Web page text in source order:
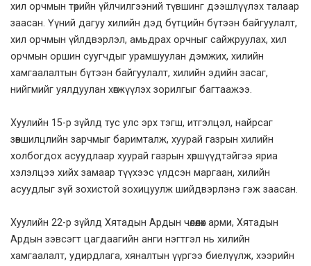
хил орчмын төрийн үйлчилгээний түвшинг дээшлүүлэх талаар
заасан. Үүний дагуу хилийн дэд бүтцийн бүтээн байгуулалт,
хил орчмын үйлдвэрлэл, амьдрах орчныг сайжруулах, хил
орчмын оршин суугчдыг урамшуулан дэмжих, хилийн
хамгаалалтын бүтээн байгуулалт, хилийн эдийн засаг,
нийгмийг уялдуулан хөгжүүлэх зорилгыг багтаажээ.
Хуулийн 15-р зүйлд тус улс эрх тэгш, итгэлцэл, найрсаг
зөвшилцлийн зарчмыг баримталж, хуурай газрын хилийн
холбогдох асуудлаар хуурай газрын хөршүүдтэйгээ яриа
хэлэлцээ хийх замаар түүхээс үлдсэн маргаан, хилийн
асуудлыг зүй зохистой зохицуулж шийдвэрлэнэ гэж заасан.
Хуулийн 22-р зүйлд Хятадын Ардын чөлөөлөх арми, Хятадын
Ардын зэвсэгт цагдаагийн анги нэгтгэл нь хилийн
хамгаалалт, удирдлага, хяналтын үүргээ биелүүлж, хээрийн